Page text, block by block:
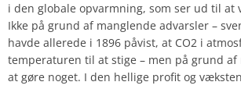
i den globale opvarmning, som ser ud til at
Ikke på grund af manglende advarsler –
havde allerede i 1896 påvist, at CO2 i
temperaturen til at stige – men på grund
at gøre noget. I den hellige profit og